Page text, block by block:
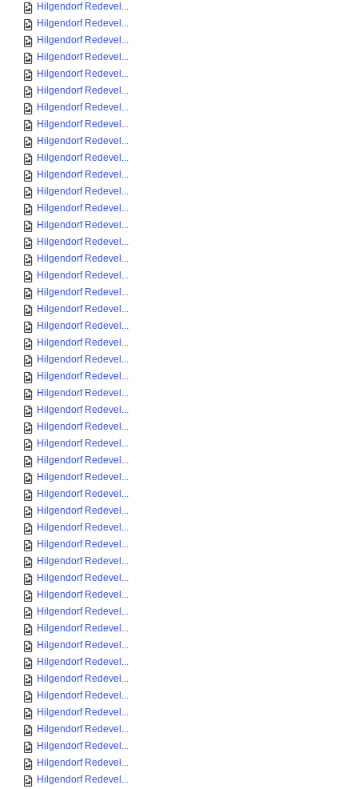
Hilgendorf Redevel...
Hilgendorf Redevel...
Hilgendorf Redevel...
Hilgendorf Redevel...
Hilgendorf Redevel...
Hilgendorf Redevel...
Hilgendorf Redevel...
Hilgendorf Redevel...
Hilgendorf Redevel...
Hilgendorf Redevel...
Hilgendorf Redevel...
Hilgendorf Redevel...
Hilgendorf Redevel...
Hilgendorf Redevel...
Hilgendorf Redevel...
Hilgendorf Redevel...
Hilgendorf Redevel...
Hilgendorf Redevel...
Hilgendorf Redevel...
Hilgendorf Redevel...
Hilgendorf Redevel...
Hilgendorf Redevel...
Hilgendorf Redevel...
Hilgendorf Redevel...
Hilgendorf Redevel...
Hilgendorf Redevel...
Hilgendorf Redevel...
Hilgendorf Redevel...
Hilgendorf Redevel...
Hilgendorf Redevel...
Hilgendorf Redevel...
Hilgendorf Redevel...
Hilgendorf Redevel...
Hilgendorf Redevel...
Hilgendorf Redevel...
Hilgendorf Redevel...
Hilgendorf Redevel...
Hilgendorf Redevel...
Hilgendorf Redevel...
Hilgendorf Redevel...
Hilgendorf Redevel...
Hilgendorf Redevel...
Hilgendorf Redevel...
Hilgendorf Redevel...
Hilgendorf Redevel...
Hilgendorf Redevel...
Hilgendorf Redevel...